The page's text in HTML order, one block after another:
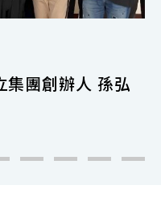
集團創辦人 孫弘